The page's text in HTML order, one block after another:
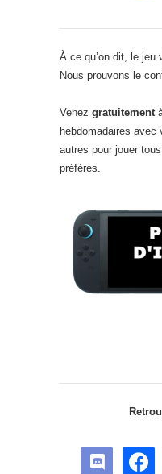
À ce qu’on dit, le jeu
Nous prouvons le
Venez gratuitement
hebdomadaires
autres pour jouer
préférés.
discord facebook